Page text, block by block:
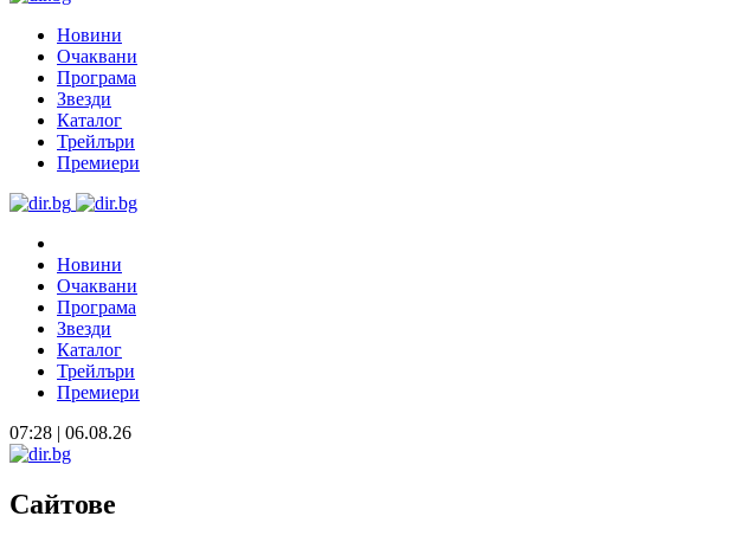
Новини
Очаквани
Програма
Звезди
Каталог
Трейлъри
Премиери
Новини
Очаквани
Програма
Звезди
Каталог
Трейлъри
Премиери
07:28 | 06.08.26
Сайтове